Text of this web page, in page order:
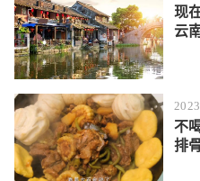
现
云
不
排